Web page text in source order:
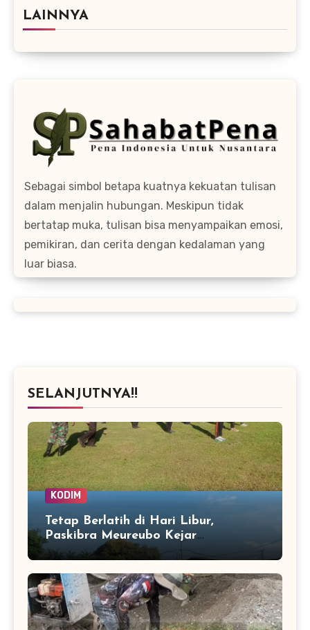
LAINNYA
Sebagai simbol betapa kuatnya kekuatan tulisan
dalam menjalin hubungan. Meskipun tidak
bertatap muka, tulisan bisa menyampaikan emosi,
pemikiran, dan cerita dengan kedalaman yang
luar biasa.
SELANJUTNYA!!
KODIM
Tetap Berlatih di Hari Libur,
Paskibra Meureubo Kejar
Kekompakan Jelang 17 Agustus